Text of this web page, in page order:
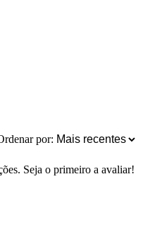
por:
Seja o primeiro a avaliar!